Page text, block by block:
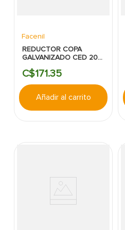
Facenil
REDUCTOR COPA
GALVANIZADO CED 20
C$171.35
Añadir al carrito